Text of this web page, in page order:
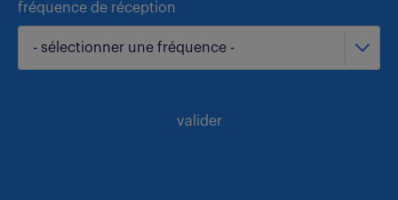
fréquence de réception
- sélectionner une fréquence -
valider